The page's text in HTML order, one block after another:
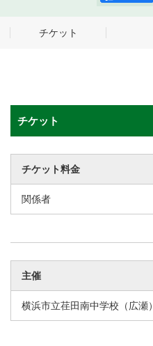
チケット
チケット
チケット料金
関係者
主催
横浜市立荏田南中学校（広瀬）